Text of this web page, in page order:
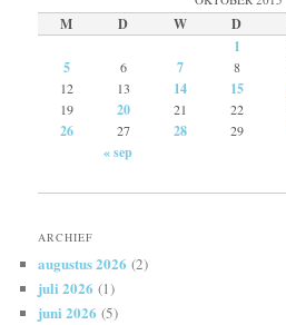
M D W D
1
5 6 7 8
12
13 14 15
19
20 21 22
26 27 28 29
« sep
ARCHIEF
augustus 2026 (2)
juli 2026 (1)
juni 2026 (5)